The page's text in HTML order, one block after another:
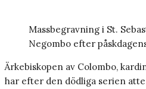
Massbegravning i St.
Negombo efter
Ärkebiskopen av Colombo,
har efter den dödliga serien